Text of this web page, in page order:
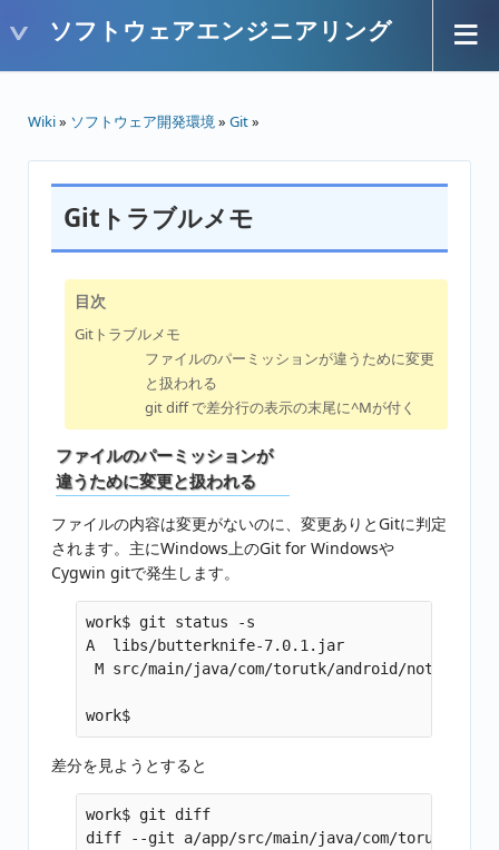
ソフトウェアエンジニアリング
Wiki» ソフトウェア開発環境» Git»
Gitトラブルメモ
目次
Gitトラブルメモ
ファイルのパーミッションが違うために変更
と扱われる
git diff で差分行の表示の末尾に^Mが付く
ファイルのパーミッションが
違うために変更と扱われる
ファイルの内容は変更がないのに、変更ありとGitに判定
されます。主にWindows上のGit for Windowsや
Cygwin gitで発生します。
work$ git status -s
A  libs/butterknife-7.0.1.jar
M src/main/java/com/torutk/android/notepad/
差分を見ようとすると
work$ git diff
diff --git a/app/src/main/java/com/torutk/